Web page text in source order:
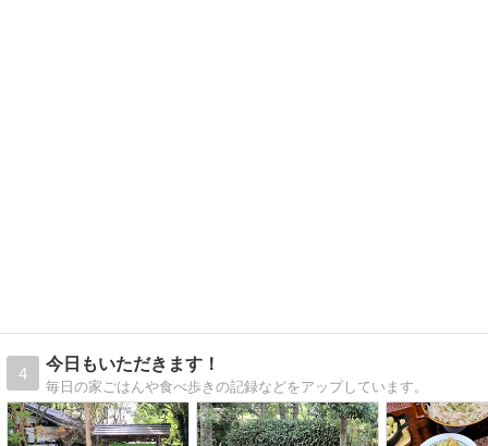
4
今日もいただきます！
毎日の家ごはんや食べ歩きの記録などをアップしています。